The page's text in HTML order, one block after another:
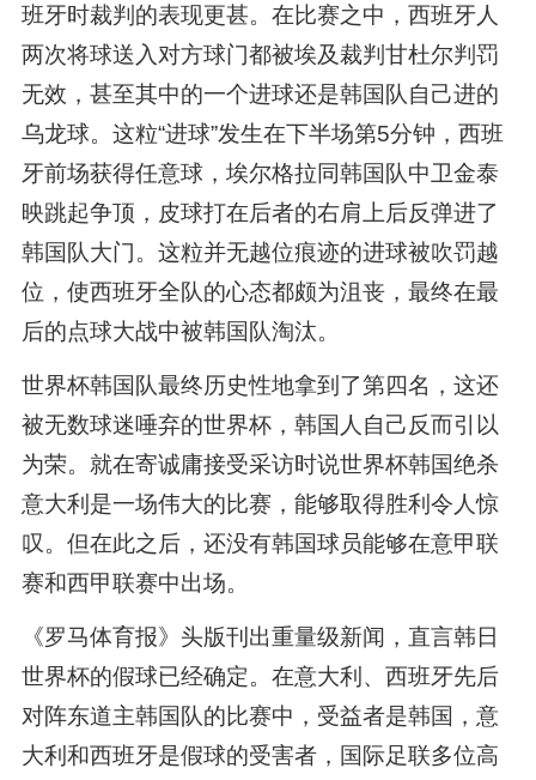
班牙时裁判的表现更甚。在比赛之中，西班牙人
两次将球送入对方球门都被埃及裁判甘杜尔判罚
无效，甚至其中的一个进球还是韩国队自己进的
乌龙球。这粒“进球”发生在下半场第5分钟，西班
牙前场获得任意球，埃尔格拉同韩国队中卫金泰
映跳起争顶，皮球打在后者的右肩上后反弹进了
韩国队大门。这粒并无越位痕迹的进球被吹罚越
位，使西班牙全队的心态都颇为沮丧，最终在最
后的点球大战中被韩国队淘汰。
世界杯韩国队最终历史性地拿到了第四名，这还
被无数球迷唾弃的世界杯，韩国人自己反而引以
为荣。就在寄诚庸接受采访时说世界杯韩国绝杀
意大利是一场伟大的比赛，能够取得胜利令人惊
叹。但在此之后，还没有韩国球员能够在意甲联
赛和西甲联赛中出场。
《罗马体育报》头版刊出重量级新闻，直言韩日
世界杯的假球已经确定。在意大利、西班牙先后
对阵东道主韩国队的比赛中，受益者是韩国，意
大利和西班牙是假球的受害者，国际足联多位高